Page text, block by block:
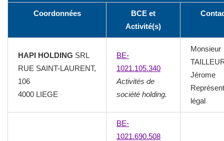
Coordonnées
BCE et
Activité(s)
HAPI HOLDING SRL
RUE SAINT-LAURENT,
106
4000 LIEGE
BE-
1021.105.340
Activités de
société holding.
Monsieur
Jérome
légal
BE-
1021.690.508